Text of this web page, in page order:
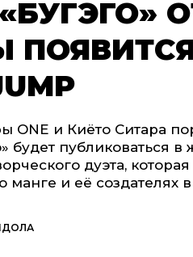
ONE и Киёто Ситара
будет публиковаться
дуэта,
манге и её создателях в